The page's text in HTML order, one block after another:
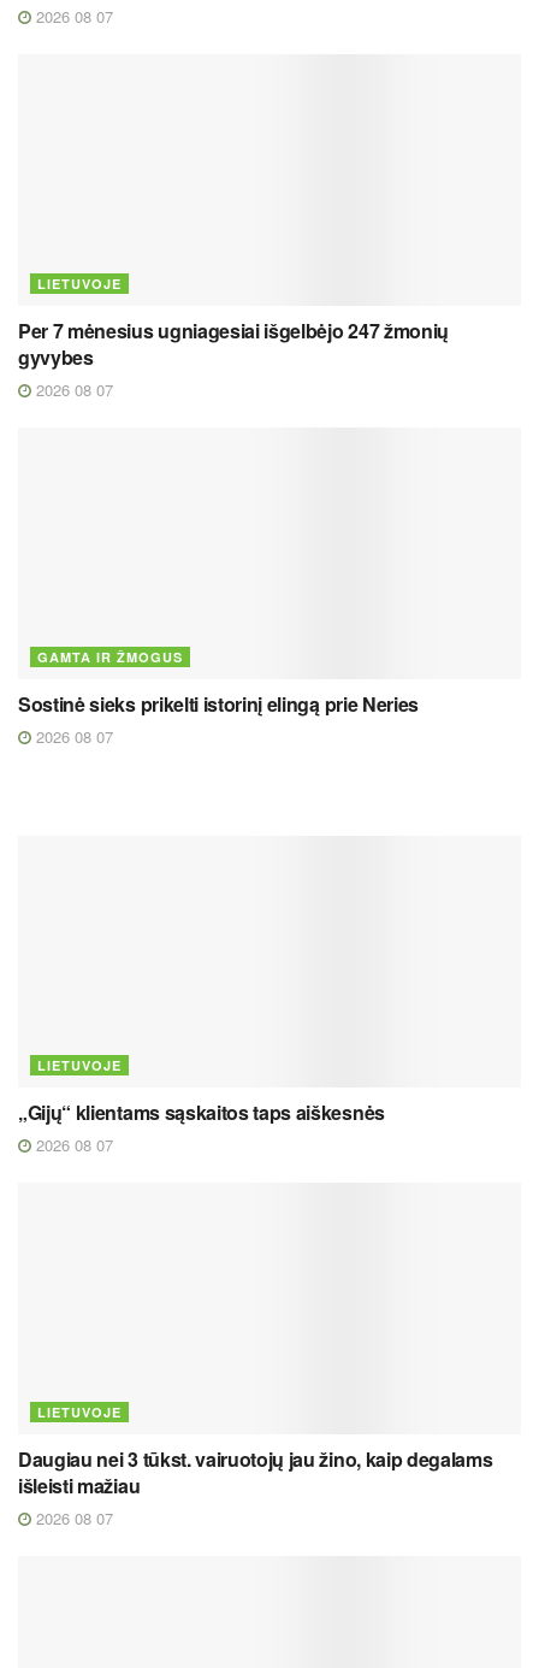
2026 08 07
LIETUVOJE
Per 7 mėnesius ugniagesiai išgelbėjo 247 žmonių
gyvybes
2026 08 07
GAMTA IR ŽMOGUS
Sostinė sieks prikelti istorinį elingą prie Neries
2026 08 07
LIETUVOJE
„Gijų“ klientams sąskaitos taps aiškesnės
2026 08 07
LIETUVOJE
Daugiau nei 3 tūkst. vairuotojų jau žino, kaip degalams
išleisti mažiau
2026 08 07